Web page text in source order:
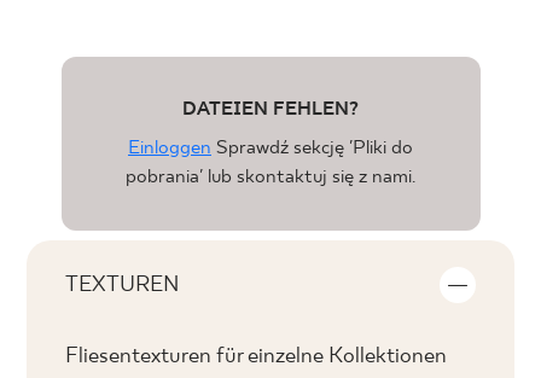
DATEIEN FEHLEN?
Einloggen Sprawdź sekcję 'Pliki do
pobrania' lub skontaktuj się z nami.
TEXTUREN
Fliesentexturen für einzelne Kollektionen